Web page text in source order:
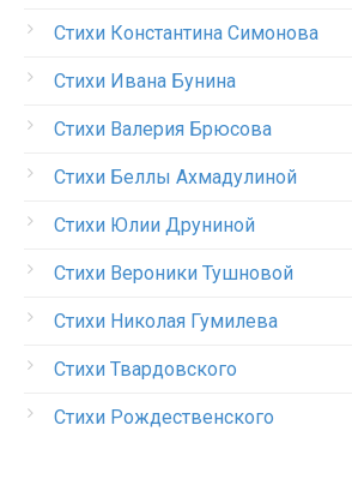
Стихи Константина Симонова
Стихи Ивана Бунина
Стихи Валерия Брюсова
Стихи Беллы Ахмадулиной
Стихи Юлии Друниной
Стихи Вероники Тушновой
Стихи Николая Гумилева
Стихи Твардовского
Стихи Рождественского